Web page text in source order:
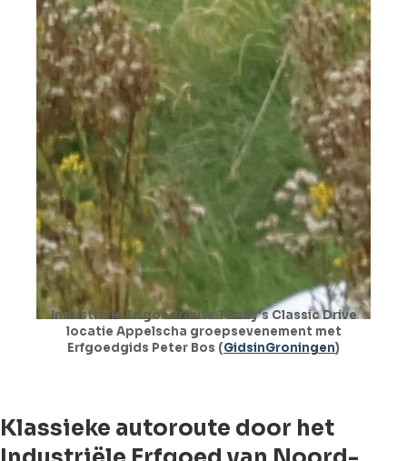
Industriële Erfgoedroute Tonny's Classic Drive
locatie Appelscha groepsevenement met
Erfgoedgids Peter Bos (GidsinGroningen)
Klassieke autoroute door het